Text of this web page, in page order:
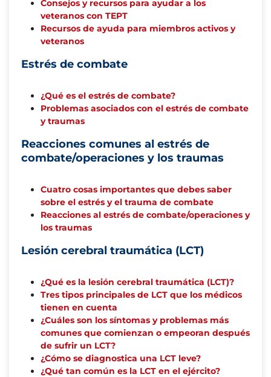
Consejos y recursos para ayudar a los
veteranos con TEPT
Recursos de ayuda para miembros activos y
veteranos
Estrés de combate
¿Qué es el estrés de combate?
Problemas asociados con el estrés de combate
y traumas
Reacciones comunes al estrés de
combate/operaciones y los traumas
Cuatro cosas importantes que debes saber
sobre el estrés y el trauma de combate
Reacciones al estrés de combate/operaciones y
los traumas
Lesión cerebral traumática (LCT)
¿Qué es la lesión cerebral traumática (LCT)?
Tres tipos principales de LCT que los médicos
tienen en cuenta
¿Cuáles son los síntomas y problemas más
comunes que comienzan o empeoran después
de sufrir un LCT?
¿Cómo se diagnostica una LCT leve?
¿Qué tan común es la LCT en el ejército?